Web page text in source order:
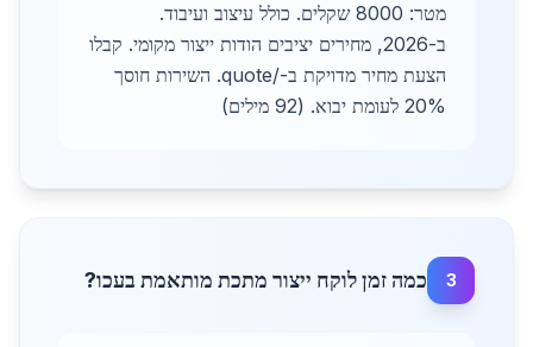
מטר: 8000 שקלים. כולל עיצוב ועיבוד.
ב-2026, מחירים יציבים הודות ייצור מקומי. קבלו
הצעת מחיר מדויקת ב-/quote. השירות חוסך
20% לעומת יבוא. (92 מילים)
3 כמה זמן לוקח ייצור מתכת מותאמת בעכו?